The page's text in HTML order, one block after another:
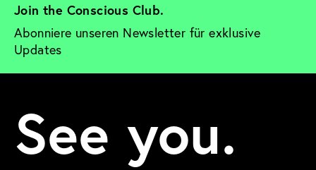
Join the Conscious Club.
Abonniere unseren Newsletter für exklusive
Updates
See you.